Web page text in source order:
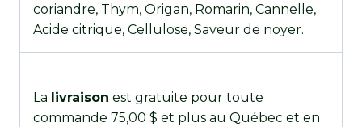
coriandre, Thym, Origan, Romarin, Cannelle,
Acide citrique, Cellulose, Saveur de noyer.
La livraison est gratuite pour toute
commande 75,00 $ et plus au Québec et en